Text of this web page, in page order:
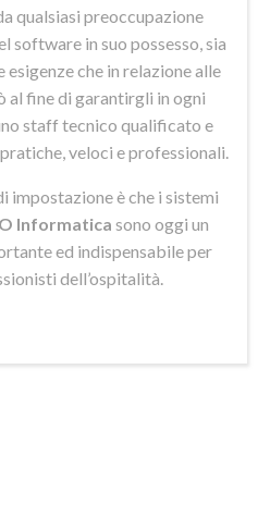
qualsiasi preoccupazione
software in suo possesso, sia
che in relazione alle
al fine di garantirgli in ogni
staff tecnico qualificato e
veloci e professionali.
impostazione è che i sistemi
Informatica sono oggi un
ed indispensabile per
dell’ospitalità.